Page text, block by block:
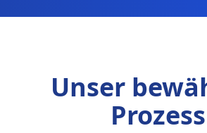
Unser
Prozess